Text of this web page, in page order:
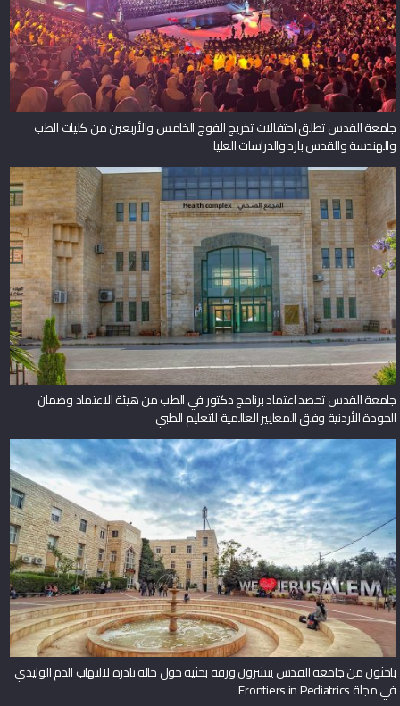
جامعة القدس تطلق احتفالات تخريج الفوج الخامس والأربعين من كليات الطب
والهندسة والقدس بارد والدراسات العليا
جامعة القدس تحصد اعتماد برنامج دكتور في الطب من هيئة الاعتماد وضمان
الجودة الأردنية وفق المعايير العالمية للتعليم الطبي
باحثون من جامعة القدس ينشرون ورقة بحثية حول حالة نادرة لالتهاب الدم الوليدي
في مجلة Frontiers in Pediatrics